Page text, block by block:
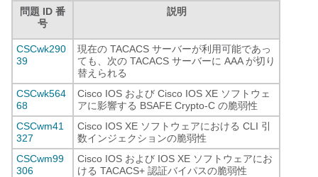
問題 ID 番
号
説明
CSCwk290
39
現在の TACACS サーバーが利用可能であっ
ても、次の TACACS サーバーに AAA が切り
替えられる
CSCwk564
68
Cisco IOS および Cisco IOS XE ソフトウェ
アに影響する BSAFE Crypto-C の脆弱性
CSCwm41
327
Cisco IOS XE ソフトウェアにおける CLI 引
数インジェクションの脆弱性
CSCwm99
306
Cisco IOS および IOS XE ソフトウェアにお
ける TACACS+ 認証バイパスの脆弱性